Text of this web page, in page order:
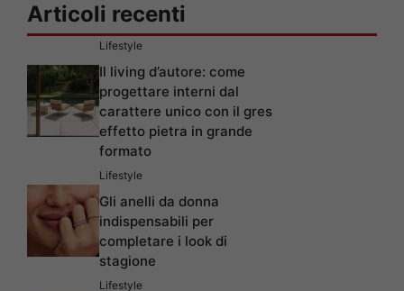
Articoli recenti
Lifestyle
Il living d’autore: come
progettare interni dal
carattere unico con il gres
effetto pietra in grande
formato
Lifestyle
Gli anelli da donna
indispensabili per
completare i look di
stagione
Lifestyle